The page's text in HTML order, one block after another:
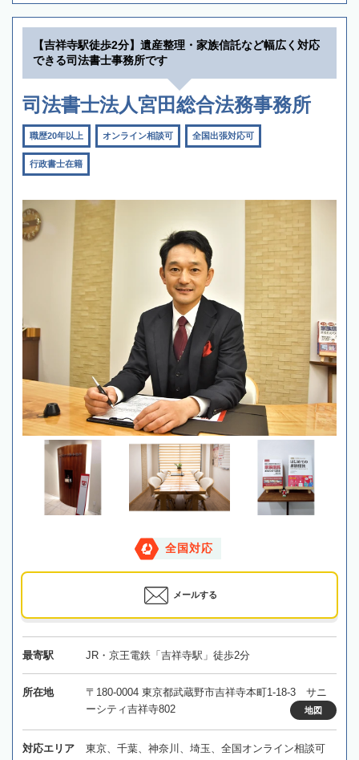
【吉祥寺駅徒歩2分】遺産整理・家族信託など幅広く対応
できる司法書士事務所です
司法書士法人宮田総合法務事務所
職歴20年以上 オンライン相談可 全国出張対応可
行政書士在籍
全国対応
メールする
最寄駅 JR・京王電鉄「吉祥寺駅」徒歩2分
所在地
〒180-0004 東京都武蔵野市吉祥寺本町1-18-3 サニ
ーシティ吉祥寺802
地図
対応エリア 東京、千葉、神奈川、埼玉、全国オンライン相談可